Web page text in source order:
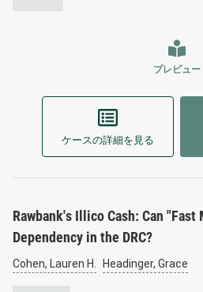
プレビュー
ケースの詳細を見る
Rawbank's Illico Cash: Can "Fast
Dependency in the DRC?
Cohen, Lauren H. Headinger, Grace